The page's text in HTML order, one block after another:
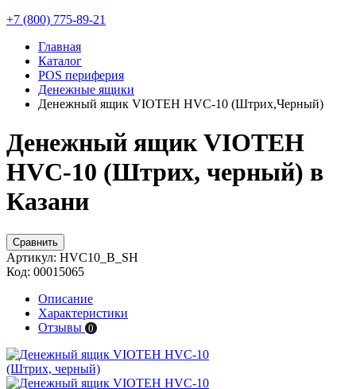
+7 (800) 775-89-21
Главная
Каталог
POS периферия
Денежные ящики
Денежный ящик VIOTEH HVC-10 (Штрих,Черный)
Денежный ящик VIOTEH
HVC-10 (Штрих, черный) в
Казани
Сравнить
Артикул: HVC10_B_SH
Код: 00015065
Описание
Характеристики
Отзывы 0